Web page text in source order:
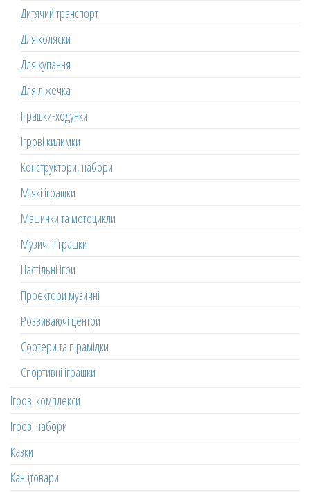
Дитячий транспорт
Для коляски
Для купання
Для ліжечка
Іграшки-ходунки
Ігрові килимки
Конструктори, набори
М'які іграшки
Машинки та мотоцикли
Музичні іграшки
Настільні ігри
Проектори музичні
Розвиваючі центри
Сортери та пірамідки
Спортивні іграшки
Ігрові комплекси
Ігрові набори
Казки
Канцтовари